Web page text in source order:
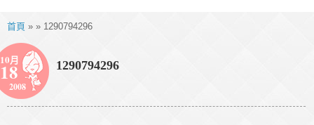
首頁 » » 1290794296
10月
18
2008
1290794296